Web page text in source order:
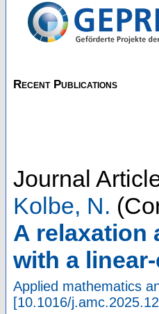
Recent Publications
Journal
Kolbe, N.
A relaxation
with a
Applied mathematics
[10.1016/